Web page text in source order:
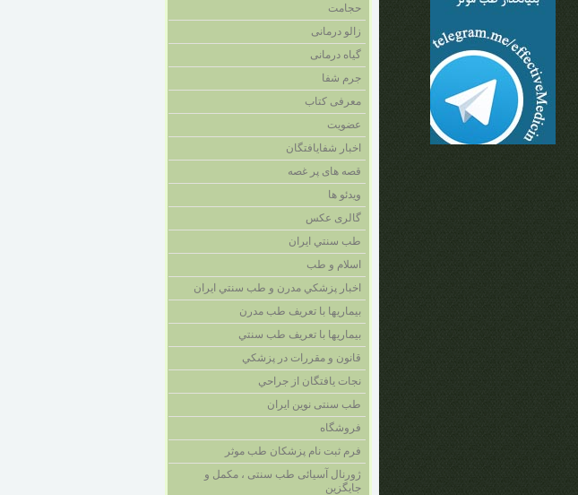
حجامت
زالو درمانی
گیاه درمانی
جرم شفا
معرفی کتاب
عضویت
اخبار شفايافتگان
قصه های پر غصه
ویدئو ها
گالری عکس
طب سنتي ايران
اسلام و طب
اخبار پزشکي مدرن و طب سنتي ايران
بيماريها با تعريف طب مدرن
بيماريها با تعريف طب سنتي
قانون و مقررات در پزشکي
نجات يافتگان از جراحي
طب سنتی نوین ایران
فروشگاه
فرم ثبت نام پزشکان طب موثر
ژورنال آسیائی طب سنتی ، مکمل و
جایگزین